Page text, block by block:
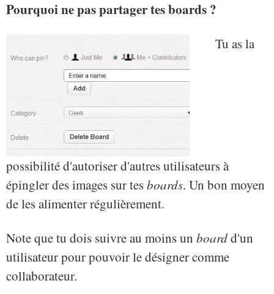
Pourquoi ne pas partager tes boards ?
Tu as la
possibilité d'autoriser d'autres utilisateurs à
épingler des images sur tesboards. Un bon moyen
de les alimenter régulièrement.
Note que tu dois suivre au moins un boardd'un
utilisateur pour pouvoir le désigner comme
collaborateur.